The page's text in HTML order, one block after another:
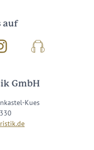
auf
Podcast
GmbH
Kues